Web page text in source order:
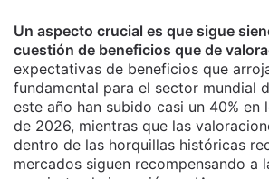
Un aspecto crucial es que sigue
cuestión de beneficios que de
expectativas de beneficios que
fundamental para el sector mundial
este año han subido casi un 40% en
de 2026, mientras que las
dentro de las horquillas históricas
mercados siguen recompensando a